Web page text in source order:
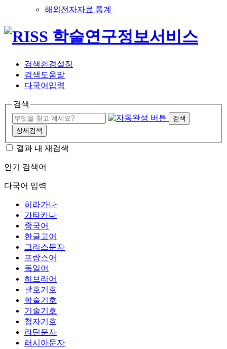
해외전자자료 통계
검색환경설정
검색도움말
다국어입력
검색
검색
상세검색
결과 내 재검색
인기 검색어
다국어 입력
히라가나
가타카나
중국어
한글고어
그리스문자
프랑스어
독일어
히브리어
괄호기호
학술기호
기술기호
첨자기호
라틴문자
러시아문자